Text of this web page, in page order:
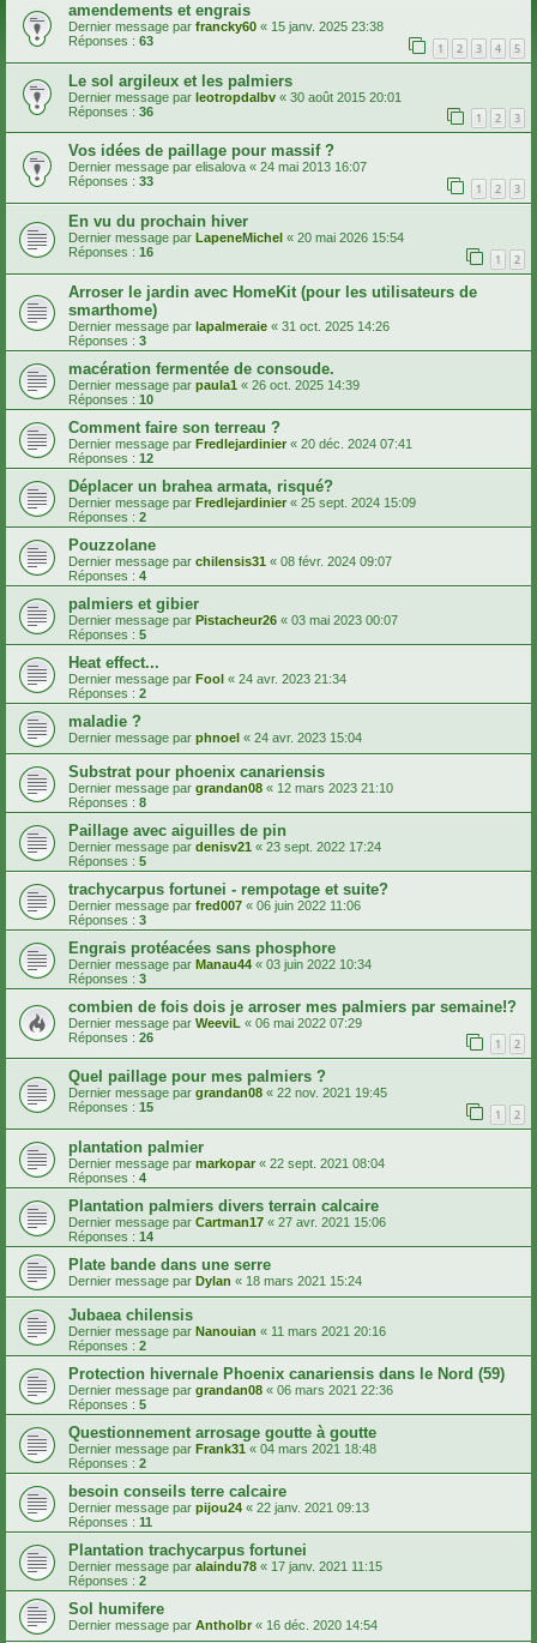
amendements et engrais
Dernier message par francky60 « 15 janv. 2025 23:38
Réponses : 63 1 2 3 4 5
Le sol argileux et les palmiers
Dernier message par leotropdalbv « 30 août 2015 20:01
Réponses : 36 1 2 3
Vos idées de paillage pour massif ?
Dernier message par elisalova « 24 mai 2013 16:07
Réponses : 33 1 2 3
En vu du prochain hiver
Dernier message par LapeneMichel « 20 mai 2026 15:54
Réponses : 16 1 2
Arroser le jardin avec HomeKit (pour les utilisateurs de
smarthome)
Dernier message par lapalmeraie « 31 oct. 2025 14:26
Réponses : 3
macération fermentée de consoude.
Dernier message par paula1 « 26 oct. 2025 14:39
Réponses : 10
Comment faire son terreau ?
Dernier message par Fredlejardinier« 20 déc. 2024 07:41
Réponses : 12
Déplacer un brahea armata, risqué?
Dernier message par Fredlejardinier « 25 sept. 2024 15:09
Réponses : 2
Pouzzolane
Dernier message par chilensis31 « 08 févr. 2024 09:07
Réponses : 4
palmiers et gibier
Dernier message par Pistacheur26 « 03 mai 2023 00:07
Réponses : 5
Heat effect...
Dernier message par Fool « 24 avr. 2023 21:34
Réponses : 2
maladie ?
Dernier message par phnoel « 24 avr. 2023 15:04
Substrat pour phoenix canariensis
Dernier message par grandan08 « 12 mars 2023 21:10
Réponses : 8
Paillage avec aiguilles de pin
Dernier message par denisv21 « 23 sept. 2022 17:24
Réponses : 5
trachycarpus fortunei - rempotage et suite?
Dernier message par fred007 « 06 juin 2022 11:06
Réponses : 3
Engrais protéacées sans phosphore
Dernier message par Manau44 « 03 juin 2022 10:34
Réponses : 3
combien de fois dois je arroser mes palmiers par semaine!?
Dernier message par WeeviL « 06 mai 2022 07:29
Réponses : 26 1 2
Quel paillage pour mes palmiers ?
Dernier message par grandan08 « 22 nov. 2021 19:45
Réponses : 15 1 2
plantation palmier
Dernier message par markopar« 22 sept. 2021 08:04
Réponses : 4
Plantation palmiers divers terrain calcaire
Dernier message par Cartman17 « 27 avr. 2021 15:06
Réponses : 14
Plate bande dans une serre
Dernier message par Dylan « 18 mars 2021 15:24
Jubaea chilensis
Dernier message par Nanouian « 11 mars 2021 20:16
Réponses : 2
Protection hivernale Phoenix canariensis dans le Nord (59)
Dernier message par grandan08 « 06 mars 2021 22:36
Réponses : 5
Questionnement arrosage goutte à goutte
Dernier message par Frank31 « 04 mars 2021 18:48
Réponses : 2
besoin conseils terre calcaire
Dernier message par pijou24 « 22 janv. 2021 09:13
Réponses : 11
Plantation trachycarpus fortunei
Dernier message par alaindu78 « 17 janv. 2021 11:15
Réponses : 2
Sol humifere
Dernier message par Antholbr« 16 déc. 2020 14:54